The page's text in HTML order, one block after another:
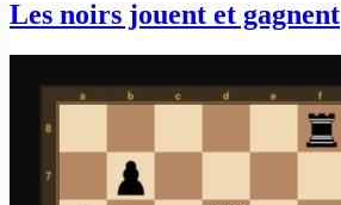
Les noirs jouent et gagnent